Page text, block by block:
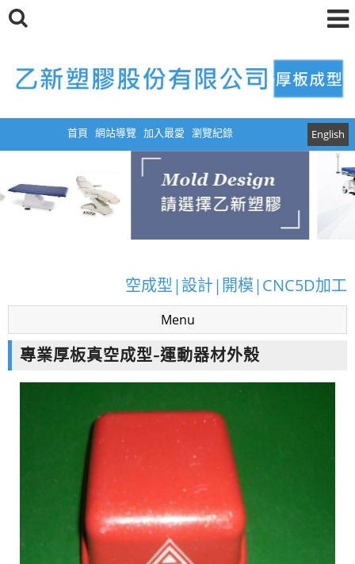
首頁 網站導覽 加入最愛 English
瀏覽紀錄
厚板真空成型|真空成型模具|塑膠真空成型|真
空成型|設計|開模|CNC5D加工
厚板真空成型|真空成型模具|塑膠真空成型|真
空成型|設計|開模|CNC5D加工
Menu
專業厚板真空成型-運動器材外殼